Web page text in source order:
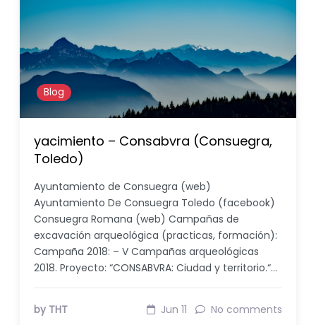
Blog
yacimiento – Consabvra (Consuegra,
Toledo)
Ayuntamiento de Consuegra (web)
Ayuntamiento De Consuegra Toledo (facebook)
Consuegra Romana (web) Campañas de
excavación arqueológica (practicas, formación):
Campaña 2018: – V Campañas arqueológicas
2018. Proyecto: “CONSABVRA: Ciudad y territorio.“…
by THT Jun 11 No comments